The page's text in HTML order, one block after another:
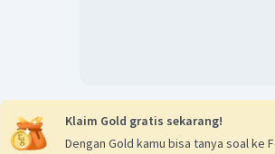
Klaim Gold gratis sekarang!
Dengan Gold kamu bisa tanya soal ke